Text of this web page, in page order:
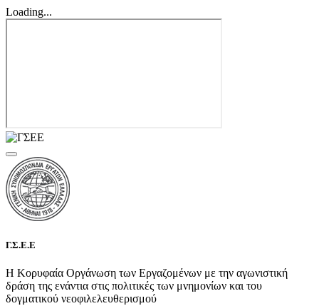
Loading...
Γ.Σ.Ε.Ε
Η Κορυφαία Οργάνωση των Εργαζομένων με την αγωνιστική
δράση της ενάντια στις πολιτικές των μνημονίων και του
δογματικού νεοφιλελευθερισμού